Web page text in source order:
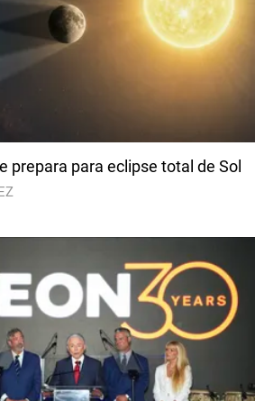
prepara para eclipse total de Sol